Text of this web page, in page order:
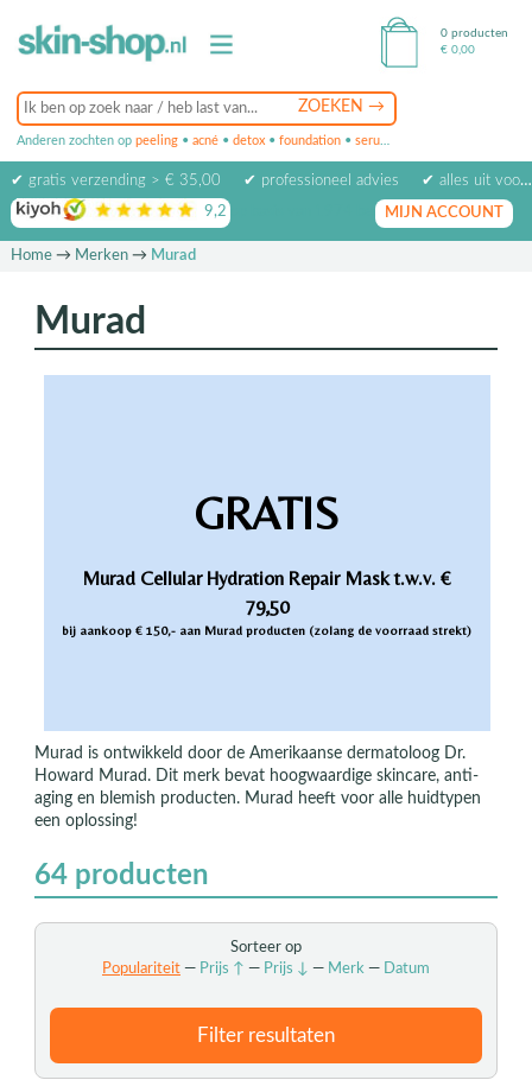
Anderen zochten op peeling • acné • detox • foundation • serum
0 producten
€ 0,00
✔ gratis verzending > € 35,00 ✔ professioneel advies
✔ alles uit voorraad leverbaar
9,2 op basis van beoordelingen
MIJN ACCOUNT
Home→ Merken→ Murad
Murad
GRATIS
Murad Cellular Hydration Repair Mask t.w.v. €
79,50
bij aankoop € 150,- aan Murad producten (zolang de voorraad strekt)
Murad is ontwikkeld door de Amerikaanse dermatoloog Dr.
Howard Murad. Dit merk bevat hoogwaardige skincare, anti-
aging en blemish producten. Murad heeft voor alle huidtypen
een oplossing!
64producten
Sorteer op
Populariteit— Prijs ↑ — Prijs ↓ — Merk— Datum
Filter resultaten